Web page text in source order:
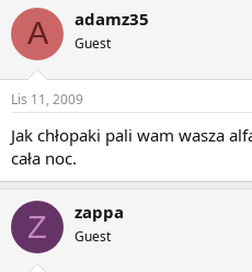
A adamz35
Guest
Lis 11, 2009
Jak chłopaki pali wam wasza
cała noc.
Z zappa
Guest